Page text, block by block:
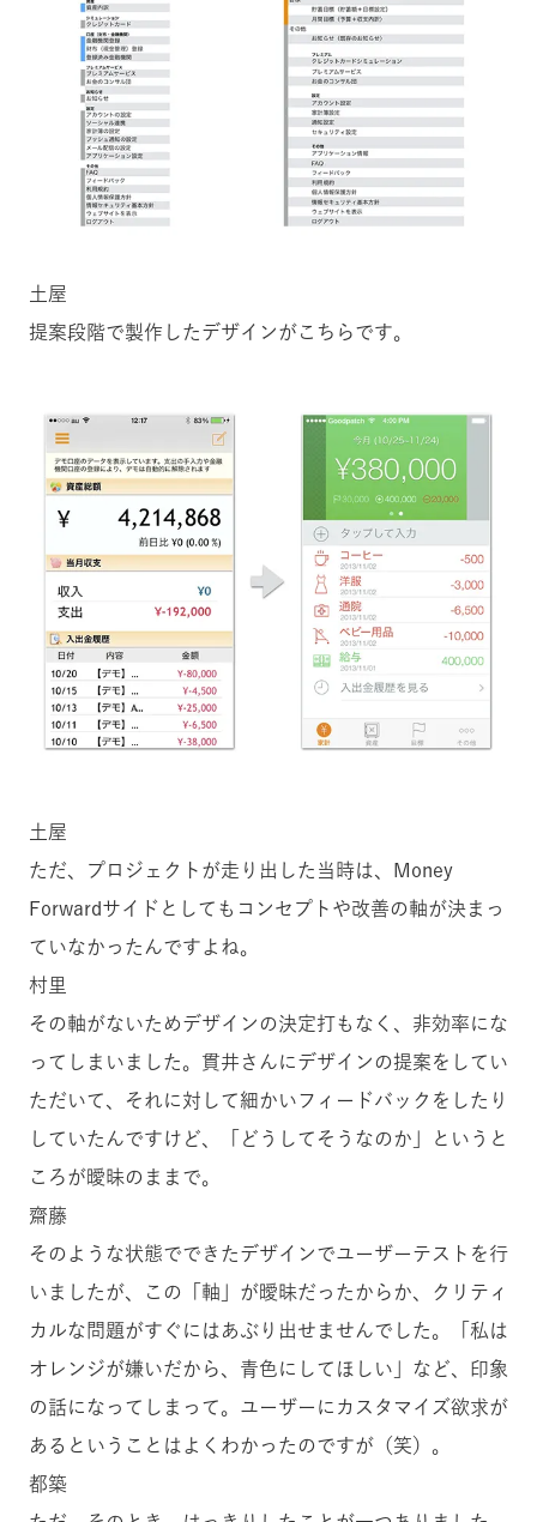
土屋
提案段階で製作したデザインがこちらです。
土屋
ただ、プロジェクトが走り出した当時は、Money
Forwardサイドとしてもコンセプトや改善の軸が決まっ
ていなかったんですよね。
村里
その軸がないためデザインの決定打もなく、非効率にな
ってしまいました。貫井さんにデザインの提案をしてい
ただいて、それに対して細かいフィードバックをしたり
していたんですけど、「どうしてそうなのか」というと
ころが曖昧のままで。
齋藤
そのような状態でできたデザインでユーザーテストを行
いましたが、この「軸」が曖昧だったからか、クリティ
カルな問題がすぐにはあぶり出せませんでした。「私は
オレンジが嫌いだから、青色にしてほしい」など、印象
の話になってしまって。ユーザーにカスタマイズ欲求が
あるということはよくわかったのですが（笑）。
都築